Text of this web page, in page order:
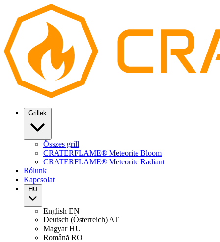
Összes grill
CRATERFLAME® Meteorite Bloom
CRATERFLAME® Meteorite Radiant
Rólunk
Kapcsolat
HU
English EN
Deutsch (Österreich) AT
Magyar HU
Română RO